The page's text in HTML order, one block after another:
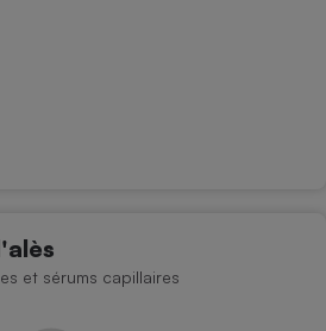
et sérums capillaires